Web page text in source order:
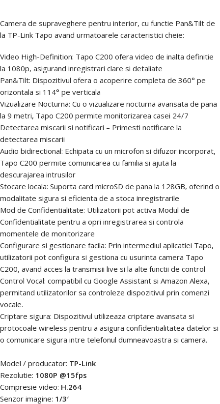
Camera de supraveghere pentru interior, cu functie Pan&Tilt de
la TP-Link Tapo avand urmatoarele caracteristici cheie:
Video High-Definition: Tapo C200 ofera video de inalta definitie
la 1080p, asigurand inregistrari clare si detaliate
Pan&Tilt: Dispozitivul ofera o acoperire completa de 360° pe
orizontala si 114° pe verticala
Vizualizare Nocturna: Cu o vizualizare nocturna avansata de pana
la 9 metri, Tapo C200 permite monitorizarea casei 24/7
Detectarea miscarii si notificari – Primesti notificare la
detectarea miscarii
Audio bidirectional: Echipata cu un microfon si difuzor incorporat,
Tapo C200 permite comunicarea cu familia si ajuta la
descurajarea intrusilor
Stocare locala: Suporta card microSD de pana la 128GB, oferind o
modalitate sigura si eficienta de a stoca inregistrarile
Mod de Confidentialitate: Utilizatorii pot activa Modul de
Confidentialitate pentru a opri inregistrarea si controla
momentele de monitorizare
Configurare si gestionare facila: Prin intermediul aplicatiei Tapo,
utilizatorii pot configura si gestiona cu usurinta camera Tapo
C200, avand acces la transmisii live si la alte functii de control
Control Vocal: compatibil cu Google Assistant si Amazon Alexa,
permitand utilizatorilor sa controleze dispozitivul prin comenzi
vocale.
Criptare sigura: Dispozitivul utilizeaza criptare avansata si
protocoale wireless pentru a asigura confidentialitatea datelor si
o comunicare sigura intre telefonul dumneavoastra si camera.
Model / producator: TP-Link
Rezolutie: 1080P @15fps
Compresie video: H.264
Senzor imagine: 1/3′